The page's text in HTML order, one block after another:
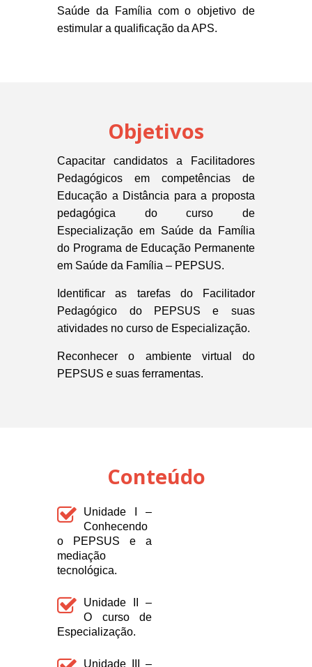
Saúde da Família com o objetivo de
estimular a qualificação da APS.
Objetivos
Capacitar candidatos a Facilitadores
Pedagógicos em competências de
Educação a Distância para a proposta
pedagógica do curso de
Especialização em Saúde da Família
do Programa de Educação Permanente
em Saúde da Família – PEPSUS.
Identificar as tarefas do Facilitador
Pedagógico do PEPSUS e suas
atividades no curso de Especialização.
Reconhecer o ambiente virtual do
PEPSUS e suas ferramentas.
Conteúdo
Unidade I –
Conhecendo
o PEPSUS e a
mediação
tecnológica.
Unidade II –
O curso de
Especialização.
Unidade III –